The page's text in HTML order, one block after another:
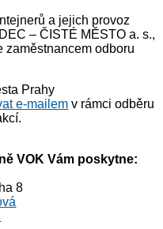
a jejich provoz
– ČISTÉ MĚSTO a. s.,
zaměstnancem odboru
Prahy
e-mailem v rámci odběru
VOK Vám poskytne:
8